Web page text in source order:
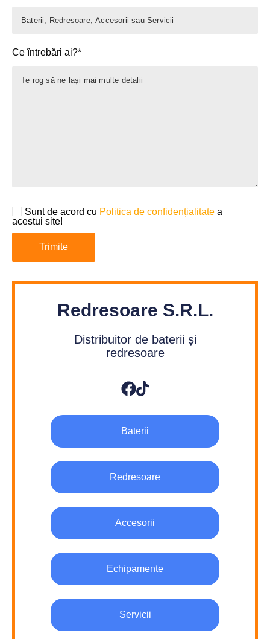
Ce întrebări ai?*
Sunt de acord cu Politica de confidențialitate a
acestui site!
Redresoare S.R.L.
Distribuitor de baterii și
redresoare
Baterii
Redresoare
Accesorii
Echipamente
Servicii